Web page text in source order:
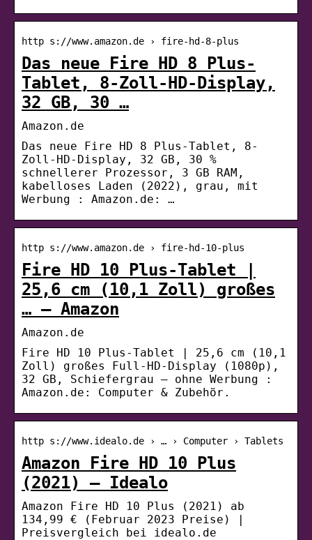
http s://www.amazon.de › fire-hd-8-plus
Das neue Fire HD 8 Plus-
Tablet, 8-Zoll-HD-Display,
32 GB, 30 …
Amazon.de
Das neue Fire HD 8 Plus-Tablet, 8-
Zoll-HD-Display, 32 GB, 30 %
schnellerer Prozessor, 3 GB RAM,
kabelloses Laden (2022), grau, mit
Werbung : Amazon.de: …
http s://www.amazon.de › fire-hd-10-plus
Fire HD 10 Plus-Tablet |
25,6 cm (10,1 Zoll) großes
… – Amazon
Amazon.de
Fire HD 10 Plus-Tablet | 25,6 cm (10,1
Zoll) großes Full-HD-Display (1080p),
32 GB, Schiefergrau – ohne Werbung :
Amazon.de: Computer & Zubehör.
http s://www.idealo.de › … › Computer › Tablets
Amazon Fire HD 10 Plus
(2021) – Idealo
Amazon Fire HD 10 Plus (2021) ab
134,99 € (Februar 2023 Preise) |
Preisvergleich bei idealo.de